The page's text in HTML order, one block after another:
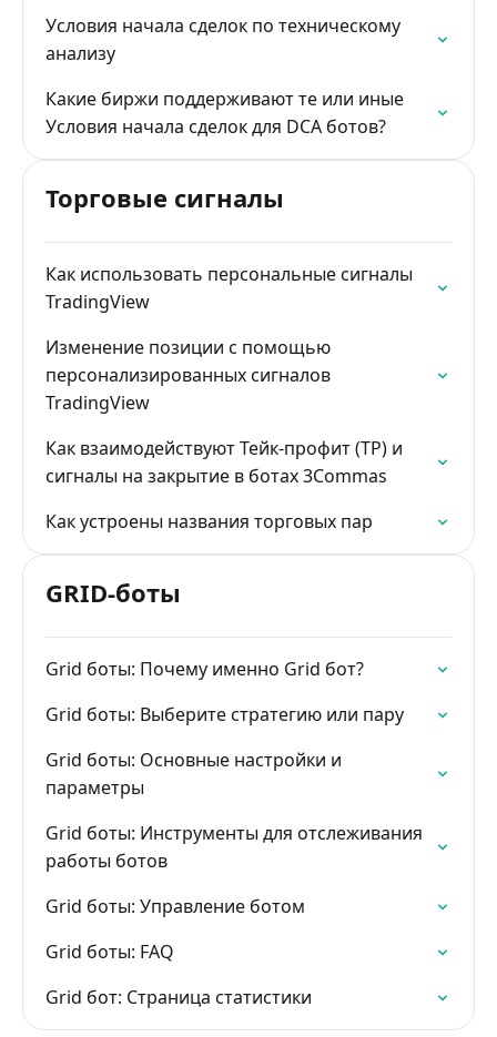
Условия начала сделок по техническому
анализу
Какие биржи поддерживают те или иные
Условия начала сделок для DCA ботов?
Торговые сигналы
Как использовать персональные сигналы
TradingView
Изменение позиции с помощью
персонализированных сигналов
TradingView
Как взаимодействуют Тейк-профит (TP) и
сигналы на закрытие в ботах 3Commas
Как устроены названия торговых пар
GRID-боты
Grid боты: Почему именно Grid бот?
Grid боты: Выберите стратегию или пару
Grid боты: Основные настройки и
параметры
Grid боты: Инструменты для отслеживания
работы ботов
Grid боты: Управление ботом
Grid боты: FAQ
Grid бот: Страница статистики